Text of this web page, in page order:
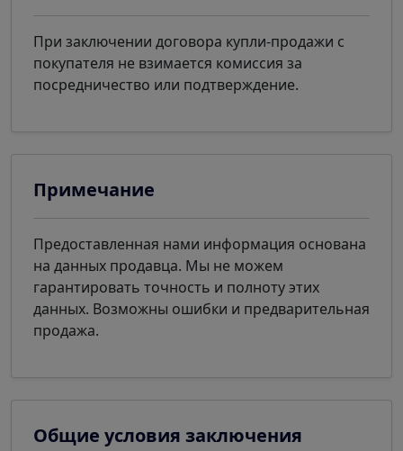
При заключении договора купли-продажи с
покупателя не взимается комиссия за
посредничество или подтверждение.
Примечание
Предоставленная нами информация основана
на данных продавца. Мы не можем
гарантировать точность и полноту этих
данных. Возможны ошибки и предварительная
продажа.
Общие условия заключения